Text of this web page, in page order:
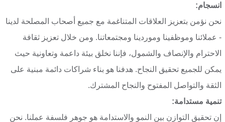
انسجام:
نحن نؤمن بتعزيز العلاقات المتناغمة مع جميع أصحاب المصلحة لدينا
- عملائنا وموظفينا وموردينا ومجتمعاتنا. ومن خلال تعزيز ثقافة
الاحترام والإنصاف والشمول، فإننا نخلق بيئة داعمة وتعاونية حيث
يمكن للجميع تحقيق النجاح. هدفنا هو بناء شراكات دائمة مبنية على
الثقة والتواصل المفتوح والنجاح المشترك.
تنمية مستدامة:
إن تحقيق التوازن بين النمو والاستدامة هو جوهر فلسفة عملنا. نحن